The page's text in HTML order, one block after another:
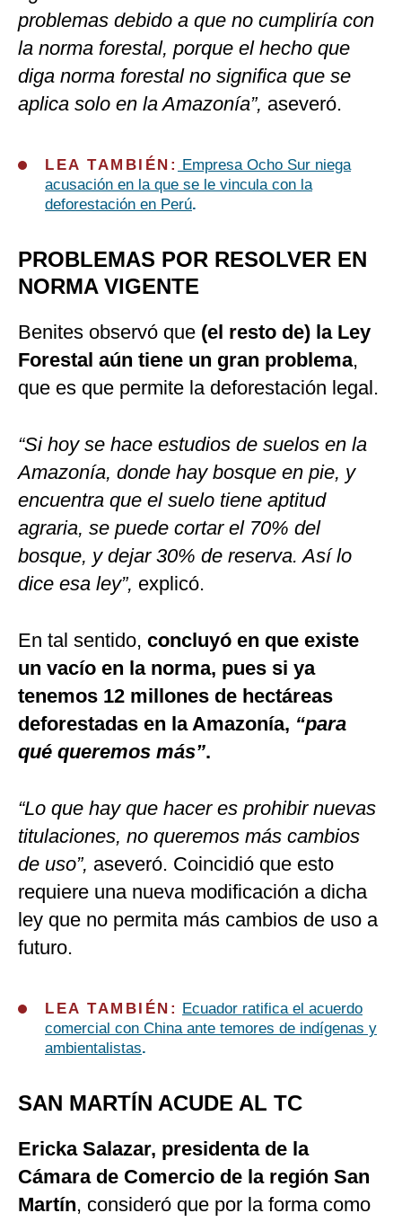
problemas debido a que no cumpliría con
la norma forestal, porque el hecho que
diga norma forestal no significa que se
aplica solo en la Amazonía”, aseveró.
LEA TAMBIÉN:
Empresa Ocho Sur niega
acusación en la que se le vincula con la
deforestación en Perú.
PROBLEMAS POR RESOLVER EN
NORMA VIGENTE
Benites observó que (el resto de) la Ley
Forestal aún tiene un gran problema,
que es que permite la deforestación legal.
“Si hoy se hace estudios de suelos en la
Amazonía, donde hay bosque en pie, y
encuentra que el suelo tiene aptitud
agraria, se puede cortar el 70% del
bosque, y dejar 30% de reserva. Así lo
dice esa ley”, explicó.
En tal sentido, concluyó en que existe
un vacío en la norma, pues si ya
tenemos 12 millones de hectáreas
deforestadas en la Amazonía, “para
qué queremos más”.
“Lo que hay que hacer es prohibir nuevas
titulaciones, no queremos más cambios
de uso”, aseveró. Coincidió que esto
requiere una nueva modificación a dicha
ley que no permita más cambios de uso a
futuro.
LEA TAMBIÉN:
Ecuador ratifica el acuerdo
comercial con China ante temores de indígenas y
ambientalistas.
SAN MARTÍN ACUDE AL TC
Ericka Salazar, presidenta de la
Cámara de Comercio de la región San
Martín, consideró que por la forma como